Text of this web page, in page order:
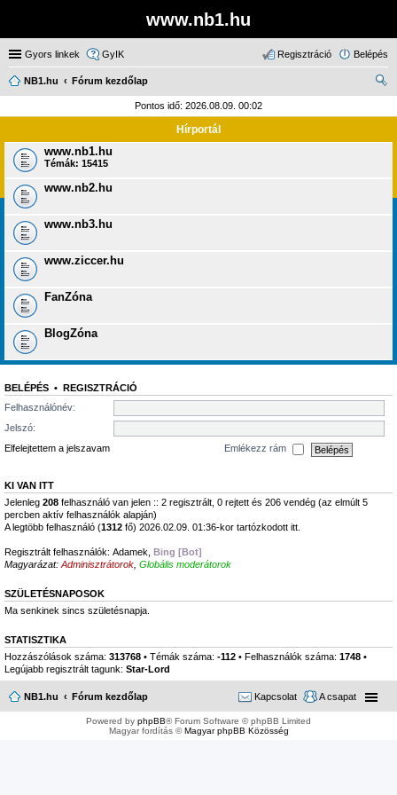
www.nb1.hu
Gyors linkek GyIK Belépés
Regisztráció
NB1.hu
Fórum kezdőlap
s
Pontos idő: 2026.08.09. 00:02
Hírportál
www.nb1.hu
Témák: 15415
www.nb2.hu
www.nb3.hu
www.ziccer.hu
FanZóna
BlogZóna
BELÉPÉS • REGISZTRÁCIÓ
Felhasználónév:
Jelszó:
Elfelejtettem a jelszavam
Emlékezz rám
KI VAN ITT
Jelenleg 208 felhasználó van jelen :: 2 regisztrált, 0 rejtett és 206 vendég (az elmúlt 5
percben aktív felhasználók alapján)
A legtöbb felhasználó (1312 fő) 2026.02.09. 01:36-kor tartózkodott itt.
Regisztrált felhasználók: Adamek Bing [Bot]
Magyarázat: Adminisztrátorok Globális moderátorok
SZÜLETÉSNAPOSOK
Ma senkinek sincs születésnapja.
STATISZTIKA
Hozzászólások száma: 313768 • Témák száma: -112 • Felhasználók száma: 1748 •
Legújabb regisztrált tagunk: Star-Lord
NB1.hu Fórum kezdőlap A csapat
Kapcsolat
Powered by phpBB® Forum Software © phpBB Limited
Magyar fordítás ©Magyar phpBB Közösség